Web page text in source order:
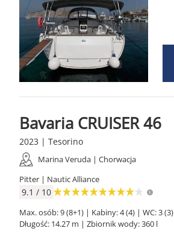
Bavaria CRUISER 46
2023 | Tesorino
Marina Veruda | Chorwacja
Pitter | Nautic Alliance
9.1 / 10
Max. osób: 9 (8+1) | Kabiny: 4 (4) | WC: 3 (3)
Długość: 14.27 m | Zbiornik wody: 360 l